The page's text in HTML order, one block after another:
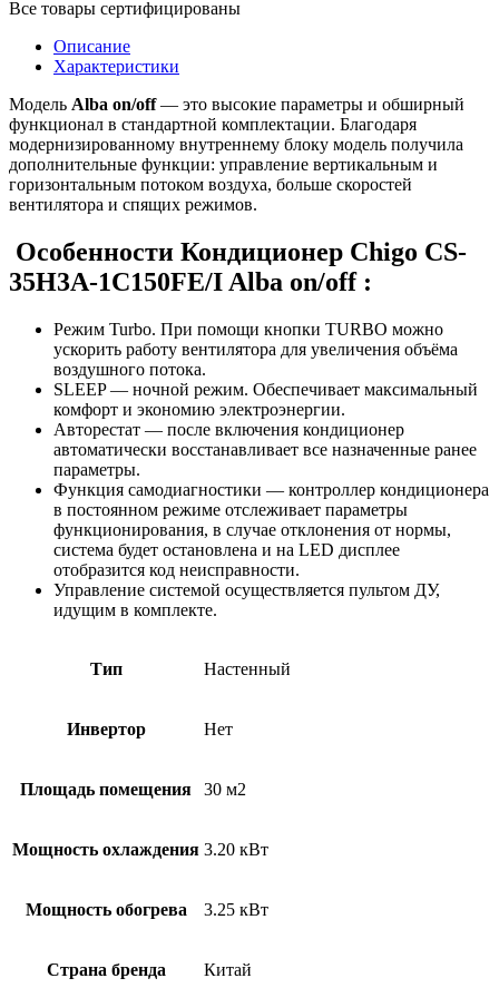
Все товары сертифицированы
Описание
Характеристики
Модель Alba on/off— это высокие параметры и обширный
функционал в стандартной комплектации. Благодаря
модернизированному внутреннему блоку модель получила
дополнительные функции: управление вертикальным и
горизонтальным потоком воздуха, больше скоростей
вентилятора и спящих режимов.
Особенности Кондиционер Chigo CS-
35H3A-1C150FE/I Alba on/off :
Режим Turbo. При помощи кнопки TURBO можно
ускорить работу вентилятора для увеличения объёма
воздушного потока.
SLEEP — ночной режим. Обеспечивает максимальный
комфорт и экономию электроэнергии.
Авторестат — после включения кондиционер
автоматически восстанавливает все назначенные ранее
параметры.
Функция самодиагностики — контроллер кондиционера
в постоянном режиме отслеживает параметры
функционирования, в случае отклонения от нормы,
система будет остановлена и на LED дисплее
отобразится код неисправности.
Управление системой осуществляется пультом ДУ,
идущим в комплекте.
Тип Настенный
Инвертор Нет
Площадь помещения 30 м2
Мощность охлаждения 3.20 кВт
Мощность обогрева 3.25 кВт
Страна бренда Китай